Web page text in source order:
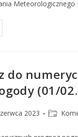
Meteorologicznego
do
(01/
2023